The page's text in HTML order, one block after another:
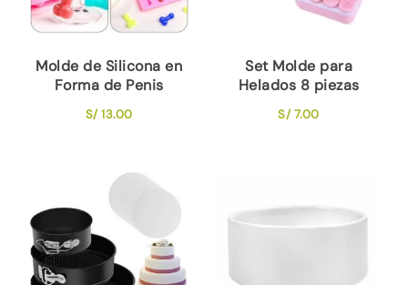
Molde de Silicona en
Forma de Penis
S/13.00
Set Molde para
Helados 8 piezas
S/7.00